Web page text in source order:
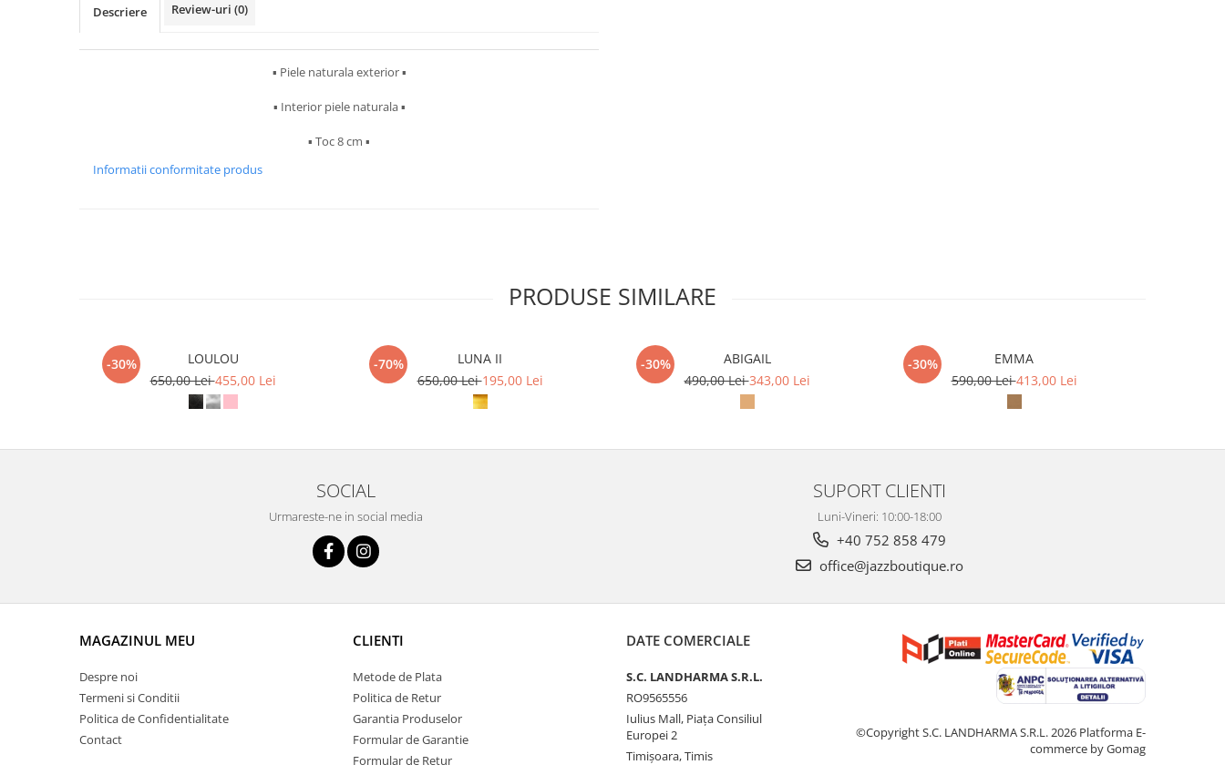
Descriere Review-uri (0)
▪︎ Piele naturala exterior ▪︎
▪︎ Interior piele naturala ▪︎
▪︎ Toc 8 cm ▪︎
Informatii conformitate produs
PRODUSE SIMILARE
-30%
LOULOU
650,00 Lei455,00 Lei
-70%
LUNA II
650,00 Lei195,00 Lei
-30%
ABIGAIL
490,00 Lei343,00 Lei
-30%
EMMA
590,00 Lei413,00 Lei
SOCIAL
Urmareste-ne in social media
SUPORT CLIENTI
Luni-Vineri: 10:00-18:00
+40 752 858 479
office@jazzboutique.ro
MAGAZINUL MEU
Despre noi
Termeni si Conditii
Politica de Confidentialitate
Contact
CLIENTI
Metode de Plata
Politica de Retur
Garantia Produselor
Formular de Garantie
Formular de Retur
DATE COMERCIALE
S.C. LANDHARMA S.R.L.
RO9565556
Iulius Mall, Piața Consiliul
Europei 2
Timișoara, Timis
©Copyright S.C. LANDHARMA S.R.L. 2026 Platforma E-
commerce by Gomag